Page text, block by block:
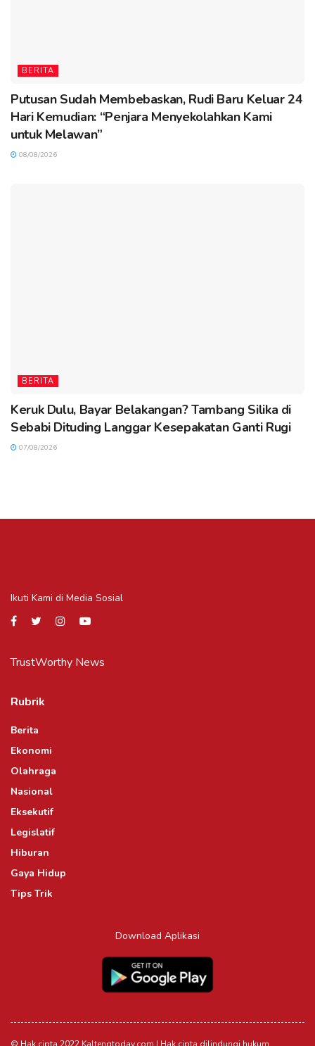
BERITA
Putusan Sudah Membebaskan, Rudi Baru Keluar 24
Hari Kemudian: “Penjara Menyekolahkan Kami
untuk Melawan”
08/08/2026
BERITA
Keruk Dulu, Bayar Belakangan? Tambang Silika di
Sebabi Dituding Langgar Kesepakatan Ganti Rugi
07/08/2026
Ikuti Kami di Media Sosial
TrustWorthy News
Rubrik
Berita
Ekonomi
Olahraga
Nasional
Eksekutif
Legislatif
Hiburan
Gaya Hidup
Tips Trik
Download Aplikasi